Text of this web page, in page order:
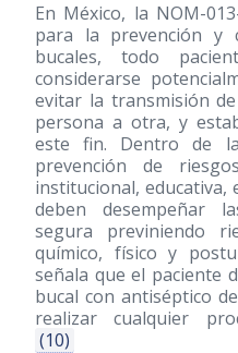
En México, la NOM-
para la prevención y
bucales, todo
considerarse
evitar la transmisión
persona a otra, y
este fin. Dentro de
prevención de
institucional, educativa,
deben desempeñar
segura previniendo
químico, físico y
señala que el paciente
bucal con antiséptico
realizar cualquier
(10)